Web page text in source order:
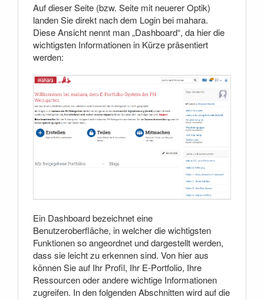
Auf dieser Seite (bzw. Seite mit neuerer Optik)
landen Sie direkt nach dem Login bei mahara.
Diese Ansicht nennt man „Dashboard“, da hier die
wichtigsten Informationen in Kürze präsentiert
werden:
Ein Dashboard bezeichnet eine
Benutzeroberfläche, in welcher die wichtigsten
Funktionen so angeordnet und dargestellt werden,
dass sie leicht zu erkennen sind. Von hier aus
können Sie auf Ihr Profil, Ihr E-Portfolio, Ihre
Ressourcen oder andere wichtige Informationen
zugreifen. In den folgenden Abschnitten wird auf die